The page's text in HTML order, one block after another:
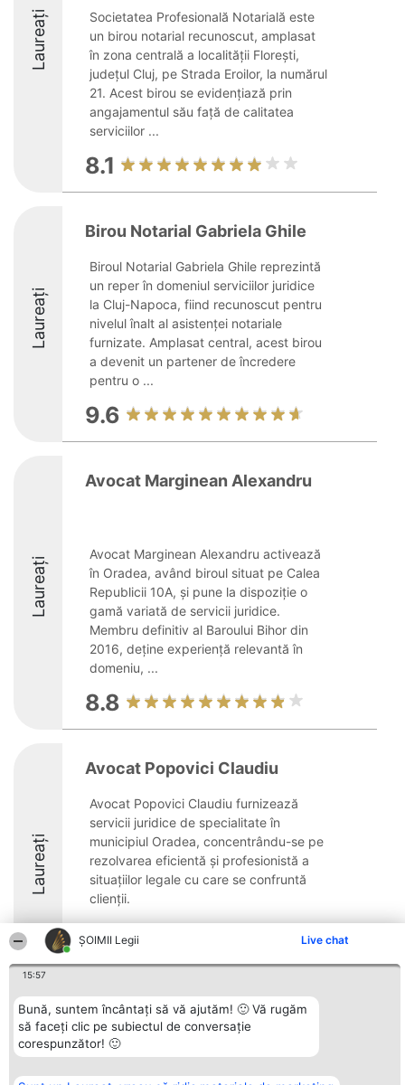
ȘOIMII Legii Live chat
15:57
Bună, suntem încântați să vă ajutăm! 🙂 Vă rugăm
să faceți clic pe subiectul de conversație
corespunzător! 🙂
Laureați
Societatea Profesională Notarială este
un birou notarial recunoscut, amplasat
în zona centrală a localității Florești,
județul Cluj, pe Strada Eroilor, la numărul
21. Acest birou se evidențiază prin
angajamentul său față de calitatea
serviciilor ...
8.1
Laureați
Birou Notarial Gabriela Ghile
Biroul Notarial Gabriela Ghile reprezintă
un reper în domeniul serviciilor juridice
la Cluj-Napoca, fiind recunoscut pentru
nivelul înalt al asistenței notariale
furnizate. Amplasat central, acest birou
a devenit un partener de încredere
pentru o ...
9.6
Laureați
Avocat Marginean Alexandru
Avocat Marginean Alexandru activează
în Oradea, având biroul situat pe Calea
Republicii 10A, și pune la dispoziție o
gamă variată de servicii juridice.
Membru definitiv al Baroului Bihor din
2016, deține experiență relevantă în
domeniu, ...
8.8
Laureați
Avocat Popovici Claudiu
Avocat Popovici Claudiu furnizează
servicii juridice de specialitate în
municipiul Oradea, concentrându-se pe
rezolvarea eficientă și profesionistă a
situațiilor legale cu care se confruntă
clienții.
Cu o expertiză extinsă în domeniul ...
10
Organizator Ranking
BRIGHT SOLUTIONS BR SRL
Aleea Timisul De Sus 2 Bl. A30
Sc. A Et. 4 Ap. 13 Cod 061952
Plebiscyt
Lista Tuturor
Laureaților